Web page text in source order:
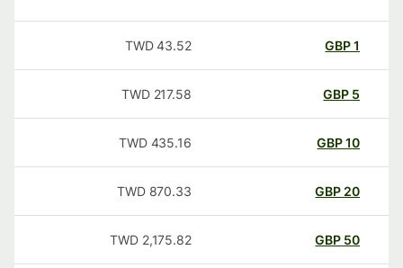
GBP
43.52
TWD
GBP
217.58
TWD
GBP
435.16
TWD
20
GBP
870.33
TWD
50
GBP
2,175.82
TWD